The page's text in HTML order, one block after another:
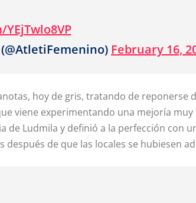
February 16,
hoy de gris, tratando de reponerse
viene experimentando una mejoría
de Ludmila y definió a la perfección con
después de que las locales se hubiesen